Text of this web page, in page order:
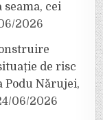
seama, cei
2026
de risc
Podu Nărujei,
06/2026